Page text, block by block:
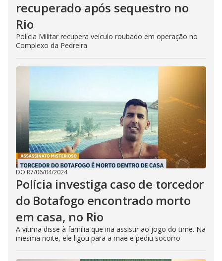
recuperado após sequestro no
Rio
Polícia Militar recupera veículo roubado em operação no
Complexo da Pedreira
DO R7/06/04/2024
Polícia investiga caso de torcedor
do Botafogo encontrado morto
em casa, no Rio
A vítima disse à família que iria assistir ao jogo do time. Na
mesma noite, ele ligou para a mãe e pediu socorro